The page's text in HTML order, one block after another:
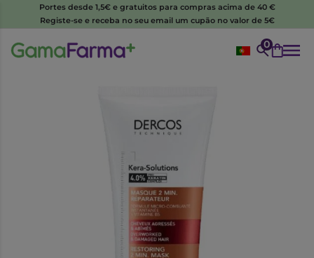
Portes desde 1,5€ e gratuitos para compras acima de 40 €
Registe-se e receba no seu email um cupão no valor de 5€
0